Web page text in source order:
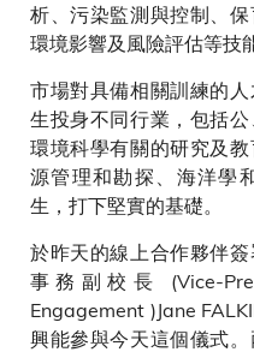
析、污染監測與控制、保
環境影響及風險評估等技能
市場對具備相關訓練的
生投身不同行業，包括
環境科學有關的研究及
源管理和勘探、海洋學
生，打下堅實的基礎。
於昨天的線上合作夥伴
事務副校長 (Vice-
Engagement )Jane
興能參與今天這個儀式